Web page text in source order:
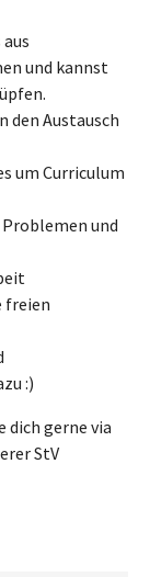
und kannst
den Austausch
um Curriculum
und
freien
:)
dich gerne via
StV